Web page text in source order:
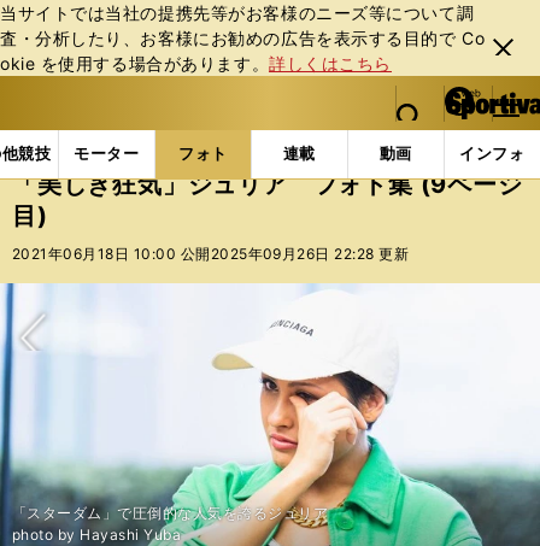
当サイトでは当社の提携先等がお客様のニーズ等について調
査・分析したり、お客様にお勧めの広告を表⽰する⽬的で Co
okie を使⽤する場合があります。詳しくはこちら
閉じ
る
web Sportiva (webスポルティーバ)
検索
マイペ
ー
ジ
メニュ
競技 モーター フォト 連載 動画 インフォ
b
ス
ポ
ル
バ
フォトギャラリー コラムフォト 「美しき狂気」ジ
「美しき狂気」ジュリア フォト集 (9ページ
目)
2021年06月18日 10:00 公開 2025年09月26日 22:28 更新
「スターダム」で圧倒的な人気を誇るジュリア
photo by Hayashi Yuba